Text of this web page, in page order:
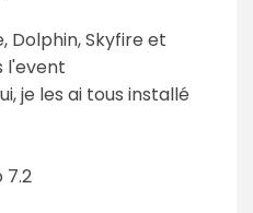
Dolphin, Skyfire et
l'event
je les ai tous installé
7.2